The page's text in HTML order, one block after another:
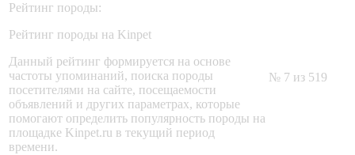
Рейтинг породы:
Рейтинг породы на Kinpet
Данный рейтинг формируется на основе
частоты упоминаний, поиска породы
посетителями на сайте, посещаемости
объявлений и других параметрах, которые
помогают определить популярность породы на
площадке Kinpet.ru в текущий период
времени.
№ 7 из 519